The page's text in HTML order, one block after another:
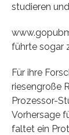
studieren
führte sogar
Für ihre
riesengroße
Prozessor-
Vorhersage
faltet ein